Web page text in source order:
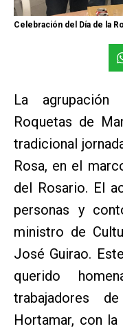
Celebración del Día de la
La
Roquetas de
tradicional
Rosa, en el
del Rosario. El
personas y
ministro de
José Guirao.
querido
trabajadores
Hortamar, con